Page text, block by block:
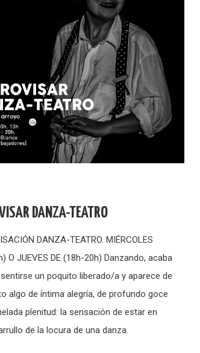
DANZA-TEATRO
DANZA-TEATRO. MIÉRCOLES
O JUEVES DE (18h-20h) Danzando, acaba
un poquito liberado/a y aparece de
algo de íntima alegría, de profundo goce
plenitud: la sensación de estar en
de la locura de una danza.